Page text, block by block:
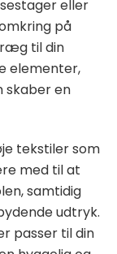
eller
på
til din
elementer,
skaber en
tekstiler som
med til at
samtidig
udtryk.
passer til din